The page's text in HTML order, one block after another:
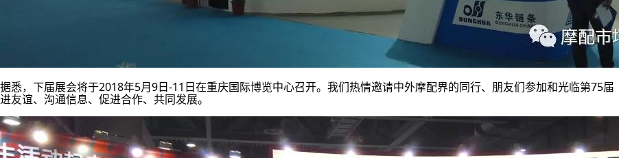
据悉，下届展会将于2018年5月9日-11日在重庆国际博览中心召开。我们热情邀请中外摩配界的同行、朋友们参加和光临第75
进友谊、沟通信息、促进合作、共同发展。